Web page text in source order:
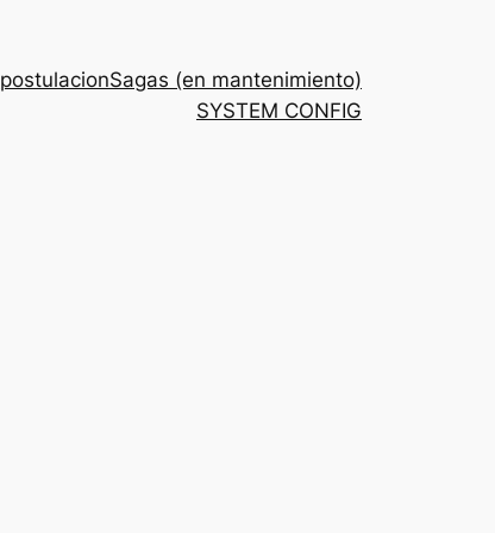
postulacionSagas (en mantenimiento)
SYSTEM CONFIG